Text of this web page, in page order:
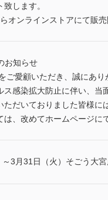
します。
オンラインストアにて販
お知らせ
ご愛顧いただき、誠にあり
感染拡大防止に伴い、当
だいておりました皆様に
、改めてホームページに
～3月31日（火）そごう大